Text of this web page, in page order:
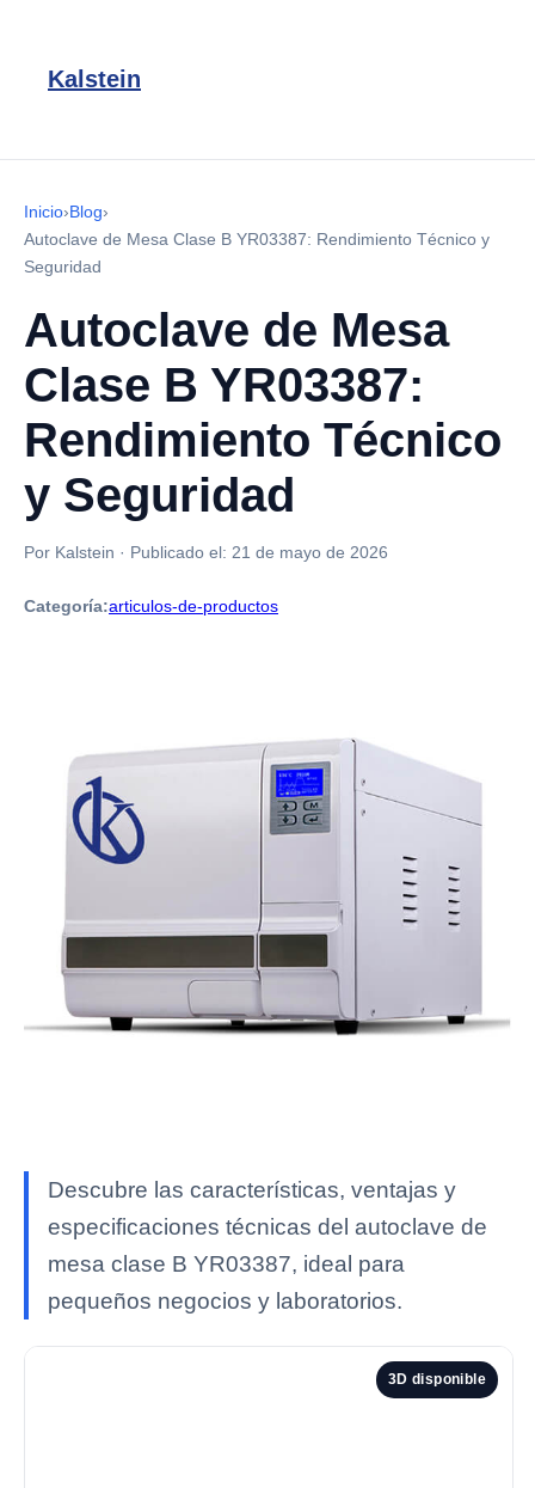
Kalstein
Inicio›Blog›
Autoclave de Mesa Clase B YR03387: Rendimiento Técnico y
Seguridad
Autoclave de Mesa
Clase B YR03387:
Rendimiento Técnico
y Seguridad
Por Kalstein · Publicado el: 21 de mayo de 2026
Categoría:articulos-de-productos
Descubre las características, ventajas y
especificaciones técnicas del autoclave de
mesa clase B YR03387, ideal para
pequeños negocios y laboratorios.
3D disponible